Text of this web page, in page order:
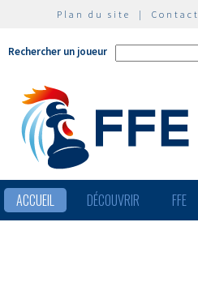
Plan du site | Contact
Rechercher un joueur
ACCUEIL DÉCOUVRIR FFE